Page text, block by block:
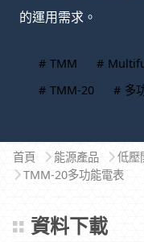
的運用需求。
# TMM
#
# TMM-20
# 多
首頁 能源產品 低壓
TMM-20多功能電表
資料下載